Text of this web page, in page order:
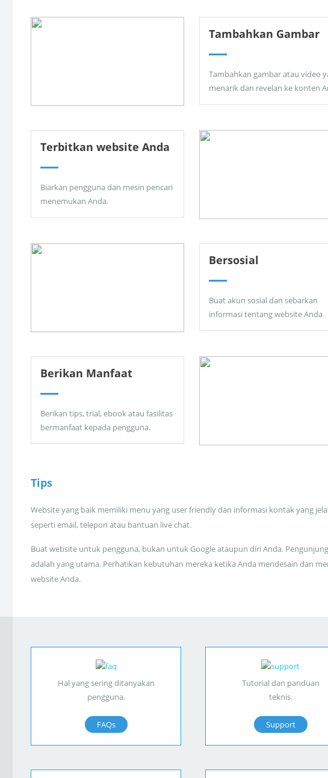
Tambahkan Gambar
Tambahkan gambar atau video
menarik dan revelan ke konten
Terbitkan website Anda
Biarkan pengguna dan mesin pencari
menemukan Anda.
Bersosial
Buat akun sosial dan sebarkan
informasi tentang website Anda
Berikan Manfaat
Berikan tips, trial, ebook atau fasilitas
bermanfaat kepada pengguna.
Tips
Website yang baik memiliki menu yang user friendly dan informasi kontak yang
seperti email, telepon atau bantuan live chat.
Buat website untuk pengguna, bukan untuk Google ataupun diri Anda.
adalah yang utama. Perhatikan kebutuhan mereka ketika Anda mendesain dan
website Anda.
Hal yang sering ditanyakan
pengguna.
FAQs
Tutorial dan panduan
teknis.
Support